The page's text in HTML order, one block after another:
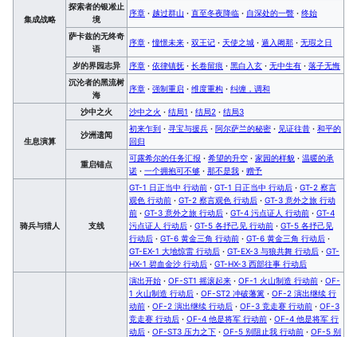
集成战略
探索者的银凇止
境
序章 · 越过群山 · 直至冬夜降临 · 自深处的一瞥 · 终始
萨卡兹的无终奇
语
序章 · 憧憬未来 · 双王记 · 天使之城 · 遁入阇那 · 无瑕之日
岁的界园志异 序章 · 依律镇抚 · 长卷留痕 · 黑白入玄 · 无中生有 · 落子无悔
沉沦者的黑流树
海
序章 · 强制重启 · 维度重构 · 纠缠，调和
生息演算
沙中之火 沙中之火 · 结局1 · 结局2 · 结局3
沙洲遗闻
初来乍到 · 寻宝与援兵 · 阿尔萨兰的秘密 · 见证往昔 · 和平的
回归
重启锚点
可露希尔的任务汇报 · 希望的升空 · 家园的样貌 · 温暖的承
诺 · 一个拥抱可不够 · 那不是我 · 赠予
骑兵与猎人 支线
GT-1 日正当中 行动前 · GT-1 日正当中 行动后 · GT-2 察言
观色 行动前 · GT-2 察言观色 行动后 · GT-3 意外之旅 行动
前 · GT-3 意外之旅 行动后 · GT-4 污点证人 行动前 · GT-4
污点证人 行动后 · GT-5 各抒己见 行动前 · GT-5 各抒己见
行动后 · GT-6 黄金三角 行动前 · GT-6 黄金三角 行动后 ·
GT-EX-1 大地惊雷 行动后 · GT-EX-3 与狼共舞 行动后 · GT-
HX-1 碧血金沙 行动后 · GT-HX-3 西部往事 行动后
演出开始 · OF-ST1 摇滚起来 · OF-1 火山制造 行动前 · OF-
1 火山制造 行动后 · OF-ST2 冲破藩篱 · OF-2 演出继续 行
动前 · OF-2 演出继续 行动后 · OF-3 竞走赛 行动前 · OF-3
竞走赛 行动后 · OF-4 他是将军 行动前 · OF-4 他是将军 行
动后 · OF-ST3 压力之下 · OF-5 别阻止我 行动前 · OF-5 别